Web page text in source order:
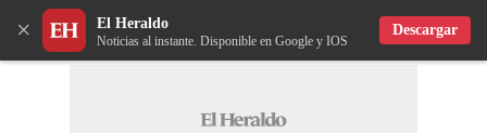
× El Heraldo
Noticias al instante. Disponible en Google y IOS
Descargar